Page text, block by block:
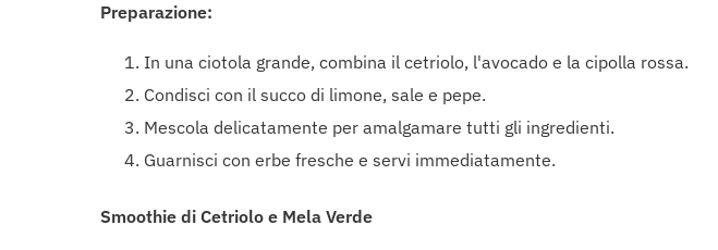
Preparazione:
In una ciotola grande, combina il cetriolo, l'avocado e la cipolla rossa.
Condisci con il succo di limone, sale e pepe.
Mescola delicatamente per amalgamare tutti gli ingredienti.
Guarnisci con erbe fresche e servi immediatamente.
Smoothie di Cetriolo e Mela Verde